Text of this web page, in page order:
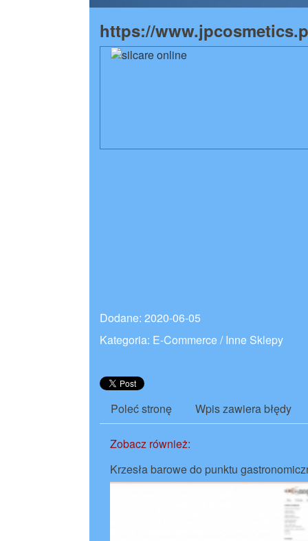
https://
Dodane: 2020-06-05
Kategoria: E-Commerce / Inne Sklepy
Poleć stronę Wpis zawiera błędy
Zobacz również:
Krzesła barowe do punktu